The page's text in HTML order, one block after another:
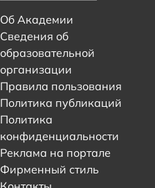
Об Академии
Сведения об
образовательной
организации
Правила пользования
Политика публикаций
Политика
конфиденциальности
Реклама на портале
Фирменный стиль